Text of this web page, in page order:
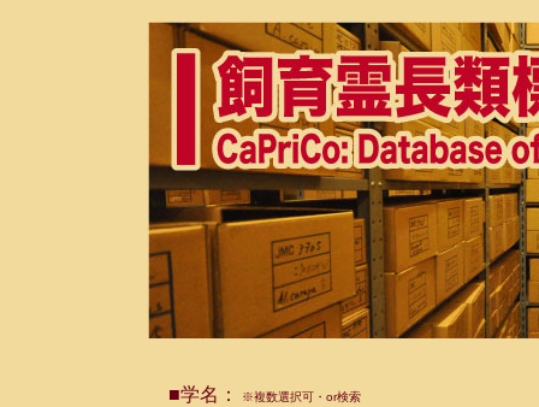
■学名： ※複数選択可・or検索